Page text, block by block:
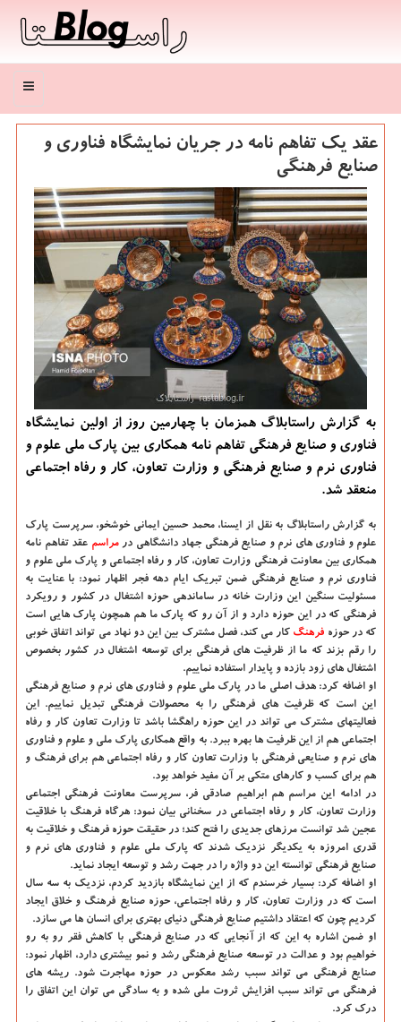
منو
عقد یك تفاهم نامه در جریان نمایشگاه فناوری و
صنایع فرهنگی
به گزارش راستابلاگ همزمان با چهارمین روز از اولین نمایشگاه
فناوری و صنایع فرهنگی تفاهم نامه همکاری بین پارک ملی علوم و
فناوری نرم و صنایع فرهنگی و وزارت تعاون، کار و رفاه اجتماعی
منعقد شد.
به گزارش راستابلاگ به نقل از ایسنا، محمد حسین ایمانی خوشخو، سرپرست پارک
علوم و فناوری های نرم و صنایع فرهنگی جهاد دانشگاهی درمراسم عقد تفاهم نامه
همکاری بین معاونت فرهنگی وزارت تعاون، کار و رفاه اجتماعی و پارک ملی علوم و
فناوری نرم و صنایع فرهنگی ضمن تبریک ایام دهه فجر اظهار نمود: با عنایت به
مسئولیت سنگین این وزارت خانه در ساماندهی حوزه اشتغال در کشور و رویکرد
فرهنگی که در این حوزه دارد و از آن رو که پارک ما هم همچون پارک هایی است
که در حوزه فرهنگ کار می کند، فصل مشترک بین این دو نهاد می تواند اتفاق خوبی
را رقم بزند که ما از ظرفیت های فرهنگی برای توسعه اشتغال در کشور بخصوص
اشتغال های زود بازده و پایدار استفاده نماییم.
او اضافه کرد: هدف اصلی ما در پارک ملی علوم و فناوری های نرم و صنایع فرهنگی
این است که ظرفیت های فرهنگی را به محصولات فرهنگی تبدیل نماییم. این
فعالیتهای مشترک می تواند در این حوزه راهگشا باشد تا وزارت تعاون کار و رفاه
اجتماعی هم از این ظرفیت ها بهره ببرد. به واقع همکاری پارک ملی و علوم و فناوری
های نرم و صنایعی فرهنگی با وزارت تعاون کار و رفاه اجتماعی هم برای فرهنگ و
هم برای کسب و کارهای متکی بر آن مفید خواهد بود.
در ادامه این مراسم هم ابراهیم صادقی فر، سرپرست معاونت فرهنگی اجتماعی
وزارت تعاون، کار و رفاه اجتماعی در سخنانی بیان نمود: هرگاه فرهنگ با خلاقیت
عجین شد توانست مرزهای جدیدی را فتح کند؛ در حقیقت حوزه فرهنگ و خلاقیت به
قدری امروزه به یکدیگر نزدیک شدند که پارک ملی علوم و فناوری های نرم و
صنایع فرهنگی توانسته این دو واژه را در جهت رشد و توسعه ایجاد نماید.
او اضافه کرد: بسیار خرسندم که از این نمایشگاه بازدید کردم، نزدیک به سه سال
است که در وزارت تعاون، کار و رفاه اجتماعی، حوزه صنایع فرهنگ و خلاق ایجاد
کردیم چون که اعتقاد داشتیم صنایع فرهنگی دنیای بهتری برای انسان ها می سازد.
او ضمن اشاره به این که از آنجایی که در صنایع فرهنگی با کاهش فقر رو به رو
خواهیم بود و عدالت در توسعه صنایع فرهنگی رشد و نمو بیشتری دارد، اظهار نمود:
صنایع فرهنگی می تواند سبب رشد معکوس در حوزه مهاجرت شود. ریشه های
فرهنگی می تواند سبب افزایش ثروت ملی شده و به سادگی می توان این اتفاق را
درک کرد.